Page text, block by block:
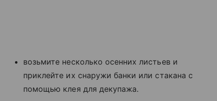
возьмите несколько осенних листьев и
приклейте их снаружи банки или стакана с
помощью клея для декупажа.